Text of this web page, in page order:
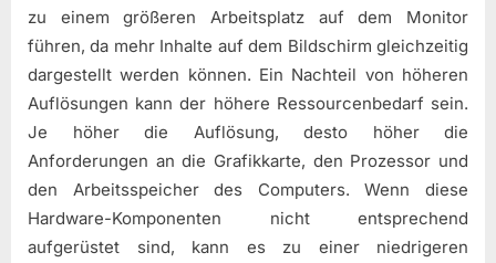
zu einem größeren Arbeitsplatz auf dem Monitor
führen, da mehr Inhalte auf dem Bildschirm gleichzeitig
dargestellt werden können. Ein Nachteil von höheren
Auflösungen kann der höhere Ressourcenbedarf sein.
Je höher die Auflösung, desto höher die
Anforderungen an die Grafikkarte, den Prozessor und
den Arbeitsspeicher des Computers. Wenn diese
Hardware-Komponenten nicht entsprechend
aufgerüstet sind, kann es zu einer niedrigeren